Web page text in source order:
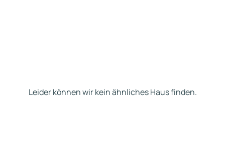
Leider können wir kein ähnliches Haus finden.